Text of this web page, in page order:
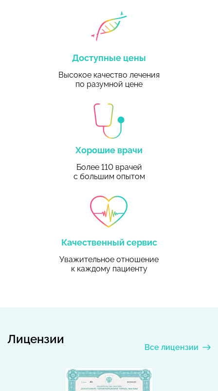
Доступные цены
Высокое качество лечения
по разумной цене
Хорошие врачи
Более 110 врачей
с большим опытом
Качественный сервис
Уважительное отношение
к каждому пациенту
Лицензии
Все лицензии